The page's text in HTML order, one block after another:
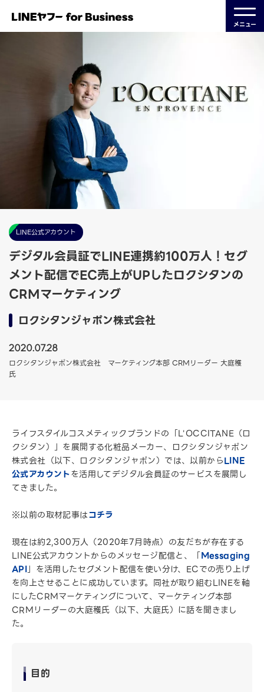
メニュー
LINE公式アカウント
デジタル会員証でLINE連携約100万人！セグ
メント配信でEC売上がUPしたロクシタンの
CRMマーケティング
ロクシタンジャポン株式会社
2020.07.28
ロクシタンジャポン株式会社 マーケティング本部 CRMリーダー 大庭穫
氏
ライフスタイルコスメティックブランドの「L'OCCITANE（ロ
クシタン）」を展開する化粧品メーカー、ロクシタンジャポン
株式会社（以下、ロクシタンジャポン）では、以前からLINE
公式アカウントを活用してデジタル会員証のサービスを展開し
てきました。
※以前の取材記事はコチラ
現在は約2,300万人（2020年7月時点）の友だちが存在する
LINE公式アカウントからのメッセージ配信と、「Messaging
API」を活用したセグメント配信を使い分け、ECでの売り上げ
を向上させることに成功しています。同社が取り組むLINEを軸
にしたCRMマーケティングについて、マーケティング本部
CRMリーダーの大庭穫氏（以下、大庭氏）に話を聞きまし
た。
目的